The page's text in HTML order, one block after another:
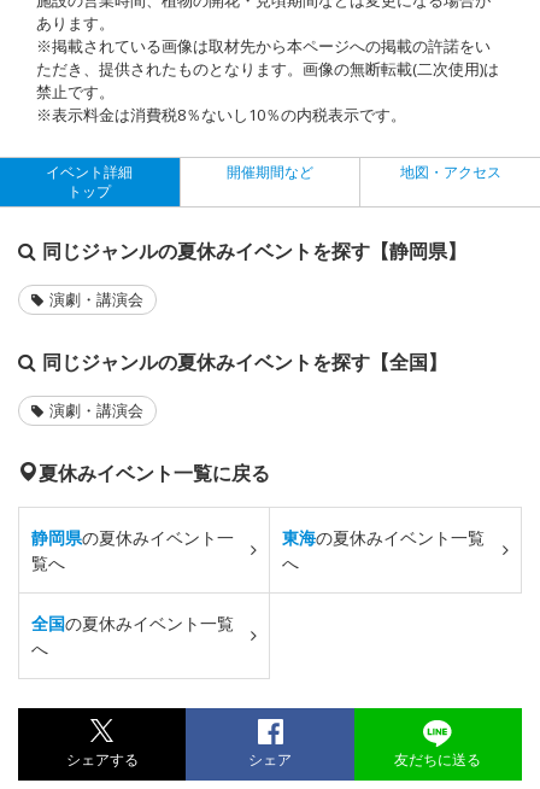
あります。
※掲載されている画像は取材先から本ページへの掲載の許諾をい
ただき、提供されたものとなります。画像の無断転載(二次使用)は
禁止です。
※表示料金は消費税8％ないし10％の内税表示です。
イベント詳細
トップ
開催期間など 地図・アクセス
同じジャンルの夏休みイベントを探す【静岡県】
演劇・講演会
同じジャンルの夏休みイベントを探す【全国】
演劇・講演会
夏休みイベント一覧に戻る
静岡県の夏休みイベント一
覧へ
東海の夏休みイベント一覧
へ
全国の夏休みイベント一覧
へ
シェアする シェア 友だちに送る